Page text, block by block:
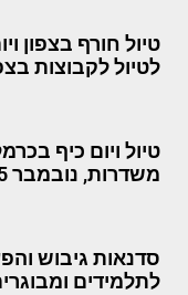
טיול חורף בצפון
לטיול לקבוצות
טיול ויום כיף
משדרות, נובמבר 2015
סדנאות גיבוש
לתלמידים